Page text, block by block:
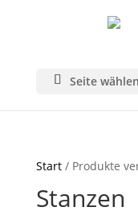
Seite wählen
Start/ Produkte
Stanzen